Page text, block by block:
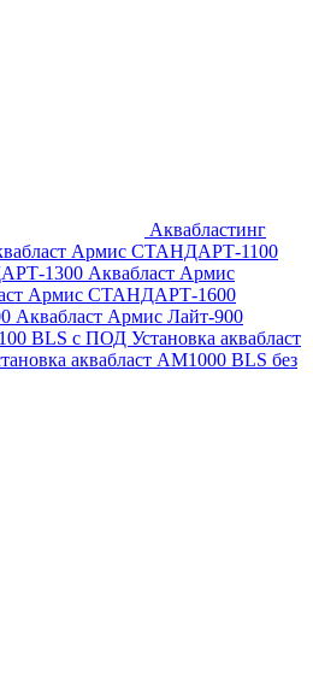
Аквабластинг
Армис СТАНДАРТ-1100
1300 Аквабласт Армис
Армис СТАНДАРТ-1600
Аквабласт Армис Лайт-900
BLS с ПОД Установка аквабласт
аквабласт AM1000 BLS без